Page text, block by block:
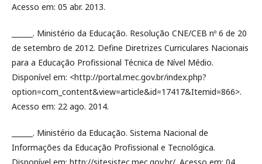
Acesso em: 05 abr. 2013.
______. Ministério da Educação. Resolução CNE/CEB nº 6 de 20
de setembro de 2012. Define Diretrizes Curriculares Nacionais
para a Educação Profissional Técnica de Nível Médio.
Disponível em: <http://portal.mec.gov.br/index.php?
option=com_content&view=article&id=17417&Itemid=866>.
Acesso em: 22 ago. 2014.
______. Ministério da Educação. Sistema Nacional de
Informações da Educação Profissional e Tecnológica.